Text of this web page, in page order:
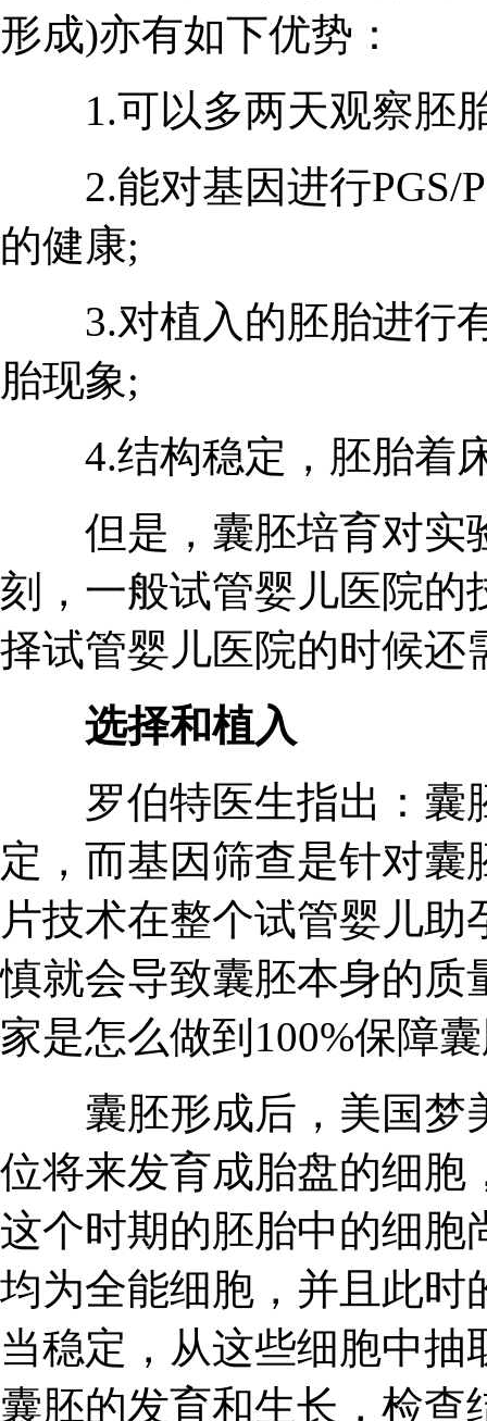
形成)亦有如下优势：
1.可以多两天观察胚
2.能对基因进行PGS/
的健康;
3.对植入的胚胎进行有
胎现象;
4.结构稳定，胚胎着
但是，囊胚培育对实
刻，一般试管婴儿医院的
择试管婴儿医院的时候还
选择和植入
罗伯特医生指出：囊
定，而基因筛查是针对
片技术在整个试管婴儿
慎就会导致囊胚本身的质
家是怎么做到100%保障
囊胚形成后，美国梦
位将来发育成胎盘的细胞
这个时期的胚胎中的细胞
均为全能细胞，并且此时
当稳定，从这些细胞中
囊胚的发育和生长，检